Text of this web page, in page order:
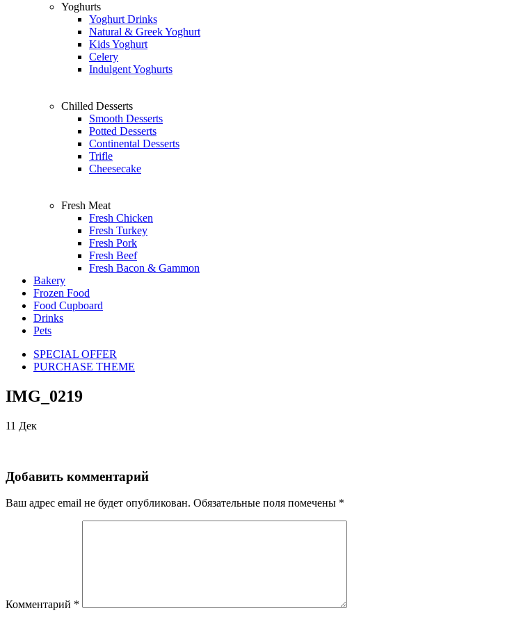
Yoghurts
Yoghurt Drinks
Natural & Greek Yoghurt
Kids Yoghurt
Celery
Indulgent Yoghurts
Chilled Desserts
Smooth Desserts
Potted Desserts
Continental Desserts
Trifle
Cheesecake
Fresh Meat
Fresh Chicken
Fresh Turkey
Fresh Pork
Fresh Beef
Fresh Bacon & Gammon
Bakery
Frozen Food
Food Cupboard
Drinks
Pets
SPECIAL OFFER
PURCHASE THEME
IMG_0219
11 Дек
Добавить комментарий
Ваш адрес email не будет опубликован. Обязательные поля помечены *
Комментарий *